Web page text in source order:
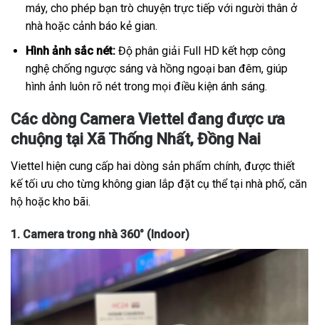
máy, cho phép bạn trò chuyện trực tiếp với người thân ở
nhà hoặc cảnh báo kẻ gian.
Hình ảnh sắc nét:Độ phân giải Full HD kết hợp công
nghệ chống ngược sáng và hồng ngoại ban đêm, giúp
hình ảnh luôn rõ nét trong mọi điều kiện ánh sáng.
Các dòng Camera Viettel đang được ưa
chuộng tại Xã Thống Nhất, Đồng Nai
Viettel hiện cung cấp hai dòng sản phẩm chính, được thiết
kế tối ưu cho từng không gian lắp đặt cụ thể tại nhà phố, căn
hộ hoặc kho bãi.
1. Camera trong nhà 360° (Indoor)